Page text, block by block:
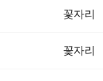
꽃자리
꽃자리